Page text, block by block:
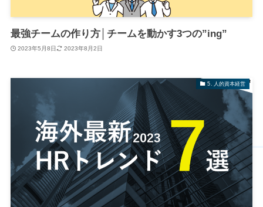
最強チームの作り方│チームを動かす3つの”ing”
2023年5月8日 2023年8月2日
5. 人的資本経営